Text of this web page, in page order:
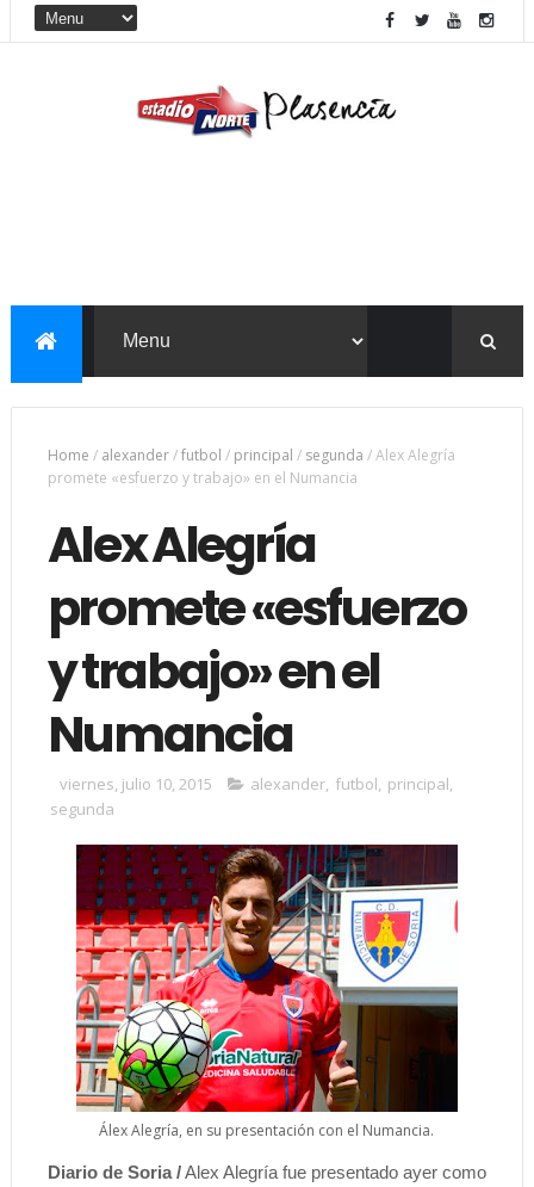
Home / alexander/futbol / principal / segunda /Alex Alegría
promete «esfuerzo y trabajo» en el Numancia
Alex Alegría
promete «esfuerzo
y trabajo» en el
Numancia
viernes, julio 10, 2015 alexander, futbol, principal,
segunda
Álex Alegría, en su presentación con el Numancia.
Diario de Soria /Alex Alegría fue presentado ayer como